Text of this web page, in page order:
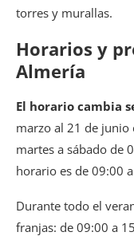
torres y murallas.
Horarios y
Almería
El horario cambia
marzo al 21 de junio
martes a sábado de
horario es de 09:00
Durante todo el
franjas: de 09:00 a